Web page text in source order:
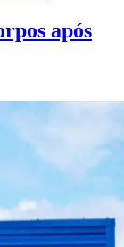
após